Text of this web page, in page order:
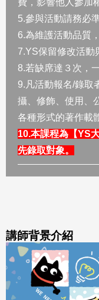
費，影響他人參加
5.參與活動請務必
6.為維護活動品質
7.YS保留修改活動
8.若缺席達３次，
9.凡活動報名/錄取
攝、修飾、使用、
各種形式的著作載
10.本課程為【YS
先錄取對象。
講師背景介紹